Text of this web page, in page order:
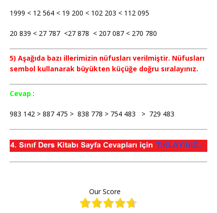
1999 < 12 564 < 19 200 < 102 203 < 112 095
20 839 < 27 787 <27 878 < 207 087 < 270 780
5) Aşağıda bazı illerimizin nüfusları verilmiştir. Nüfusları
sembol kullanarak büyükten küçüğe doğru sıralayınız.
Cevap :
983 142 > 887 475 > 838 778 > 754 483 > 729 483
Our Score